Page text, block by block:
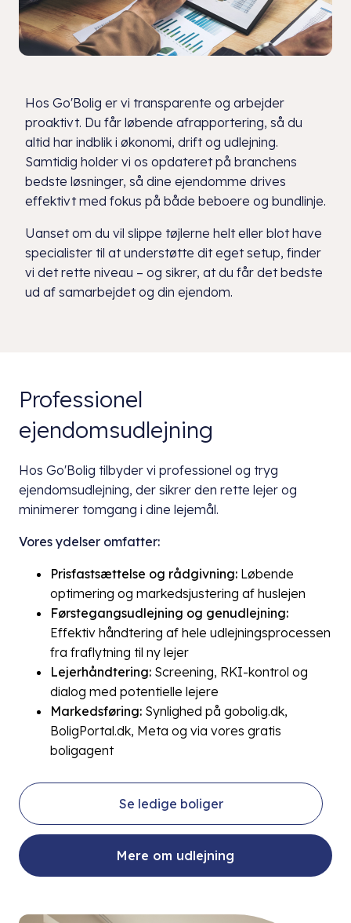
Hos Go'Bolig er vi transparente og arbejder
proaktivt. Du får løbende afrapportering, så du
altid har indblik i økonomi, drift og udlejning.
Samtidig holder vi os opdateret på branchens
bedste løsninger, så dine ejendomme drives
effektivt med fokus på både beboere og bundlinje.
Uanset om du vil slippe tøjlerne helt eller blot have
specialister til at understøtte dit eget setup, finder
vi det rette niveau – og sikrer, at du får det bedste
ud af samarbejdet og din ejendom.
Professionel
ejendomsudlejning
Hos Go'Bolig tilbyder vi professionel og tryg
ejendomsudlejning, der sikrer den rette lejer og
minimerer tomgang i dine lejemål.
Vores ydelser omfatter:
Prisfastsættelse og rådgivning: Løbende
optimering og markedsjustering af huslejen
Førstegangsudlejning og genudlejning:
Effektiv håndtering af hele udlejningsprocessen
fra fraflytning til ny lejer
Lejerhåndtering: Screening, RKI-kontrol og
dialog med potentielle lejere
Markedsføring: Synlighed på gobolig.dk,
BoligPortal.dk, Meta og via vores gratis
boligagent
Se ledige boliger
Mere om udlejning